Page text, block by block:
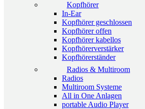
Kopfhörer
In-Ear
Kopfhörer geschlossen
Kopfhörer offen
Kopfhörer kabellos
Kopfhörerverstärker
Kopfhörerständer
Radios & Multiroom
Radios
Multiroom Systeme
All in One Anlagen
portable Audio Player